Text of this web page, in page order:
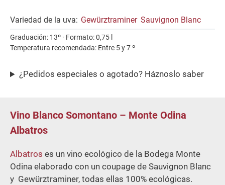
u
t
f
5
Variedad de la uva: Gewürztraminer Sauvignon Blanc
Graduación: 13º · Formato: 0,75 l
Temperatura recomendada: Entre 5 y 7 º
¿Pedidos especiales o agotado? Háznoslo saber
Vino Blanco Somontano – Monte Odina
Albatros
Albatros es un vino ecológico de la Bodega Monte
Odina elaborado con un coupage de Sauvignon Blanc
y Gewürztraminer, todas ellas 100% ecológicas.